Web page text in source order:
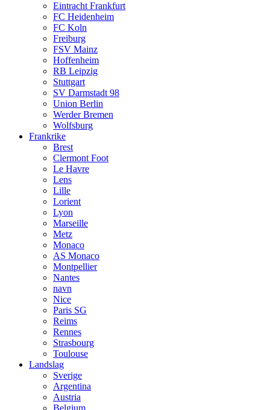
Eintracht Frankfurt
FC Heidenheim
FC Koln
Freiburg
FSV Mainz
Hoffenheim
RB Leipzig
Stuttgart
SV Darmstadt 98
Union Berlin
Werder Bremen
Wolfsburg
Frankrike
Brest
Clermont Foot
Le Havre
Lens
Lille
Lorient
Lyon
Marseille
Metz
Monaco
AS Monaco
Montpellier
Nantes
navn
Nice
Paris SG
Reims
Rennes
Strasbourg
Toulouse
Landslag
Sverige
Argentina
Austria
Belgium